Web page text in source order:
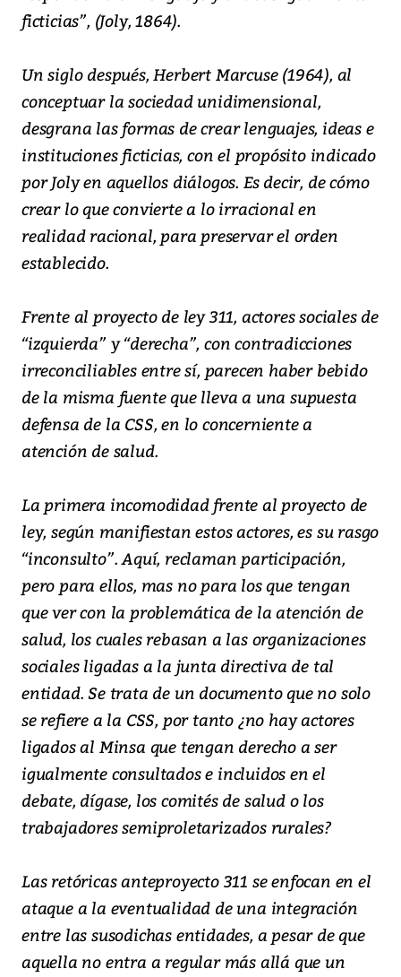
ficticias”, (Joly, 1864).
Un siglo después, Herbert Marcuse (1964), al
conceptuar la sociedad unidimensional,
desgrana las formas de crear lenguajes, ideas e
instituciones ficticias, con el propósito indicado
por Joly en aquellos diálogos. Es decir, de cómo
crear lo que convierte a lo irracional en
realidad racional, para preservar el orden
establecido.
Frente al proyecto de ley 311, actores sociales de
“izquierda” y “derecha”, con contradicciones
irreconciliables entre sí, parecen haber bebido
de la misma fuente que lleva a una supuesta
defensa de la CSS, en lo concerniente a
atención de salud.
La primera incomodidad frente al proyecto de
ley, según manifiestan estos actores, es su rasgo
“inconsulto”. Aquí, reclaman participación,
pero para ellos, mas no para los que tengan
que ver con la problemática de la atención de
salud, los cuales rebasan a las organizaciones
sociales ligadas a la junta directiva de tal
entidad. Se trata de un documento que no solo
se refiere a la CSS, por tanto ¿no hay actores
ligados al Minsa que tengan derecho a ser
igualmente consultados e incluidos en el
debate, dígase, los comités de salud o los
trabajadores semiproletarizados rurales?
Las retóricas anteproyecto 311 se enfocan en el
ataque a la eventualidad de una integración
entre las susodichas entidades, a pesar de que
aquella no entra a regular más allá que un